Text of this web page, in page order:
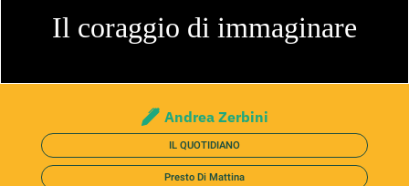
Il coraggio di immaginare
Andrea Zerbini
IL QUOTIDIANO
Presto Di Mattina